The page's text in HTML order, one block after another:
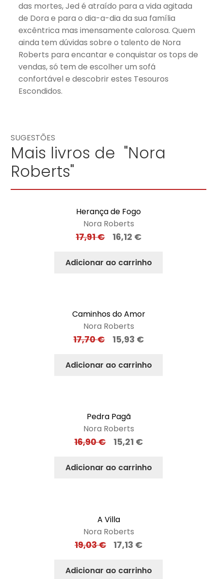
das mortes, Jed é atraído para a vida agitada
de Dora e para o dia-a-dia da sua família
excêntrica mas imensamente calorosa. Quem
ainda tem dúvidas sobre o talento de Nora
Roberts para encantar e conquistar os tops de
vendas, só tem de escolher um sofá
confortável e descobrir estes Tesouros
Escondidos.
SUGESTÕES
Mais livros de "Nora
Roberts"
Herança de Fogo
Nora Roberts
17,91€ 16,12 €
Adicionar ao carrinho
Caminhos do Amor
Nora Roberts
17,70€ 15,93 €
Adicionar ao carrinho
Pedra Pagã
Nora Roberts
16,90€ 15,21 €
Adicionar ao carrinho
A Villa
Nora Roberts
19,03€ 17,13 €
Adicionar ao carrinho